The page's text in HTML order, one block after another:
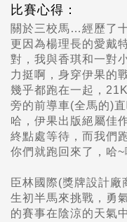
比賽心得：
關於三校馬…經歷了
更因為楊理長的愛戴
對，我與香琪和一對
力挺啊，身穿伊果的
幾乎都跑在一起，
旁的前導車(全馬的)
哈，伊果出版絕屬佳
終點處等待，而我們
你們就跑回來了，哈~
臣林國際(獎牌設計廠
生初半馬來挑戰，勇
的賽事在陰涼的天氣